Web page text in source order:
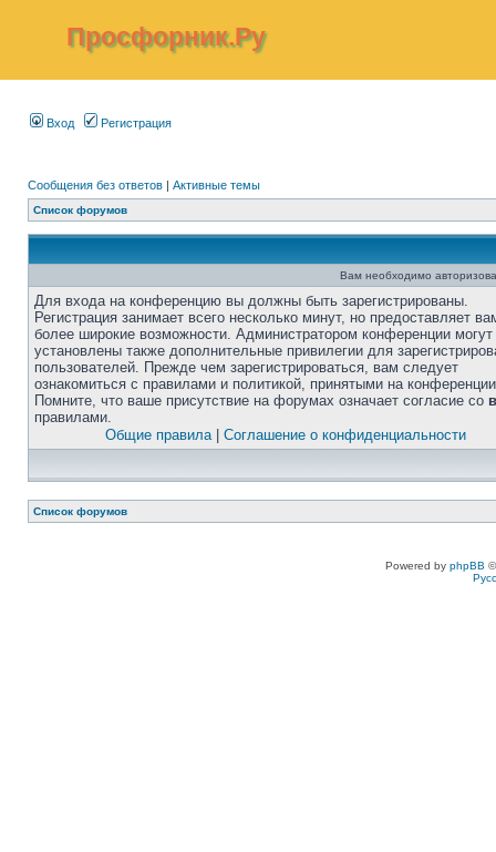
Просфорник.Ру
Вход Регистрация
Сообщения без ответов | Активные темы
Список форумов
Вам необходимо
Для входа на конференцию вы должны быть зарегистрированы.
Регистрация занимает всего несколько минут, но предоставляет
более широкие возможности. Администратором конференции
установлены также дополнительные привилегии для
пользователей. Прежде чем зарегистрироваться, вам следует
ознакомиться с правилами и политикой, принятыми на
Помните, что ваше присутствие на форумах означает согласие со
правилами.
Общие правила| Соглашение о конфиденциальности
Список форумов
Powered by phpBB